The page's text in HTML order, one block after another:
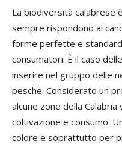
La biodiversità calabrese
sempre rispondono ai
forme perfette e
consumatori. È il caso
inserire nel gruppo delle
pesche. Considerato un
alcune zone della
coltivazione e consumo.
colore e soprattutto per